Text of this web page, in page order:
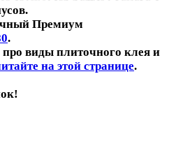
Премиум
.
виды плиточного клея и
на этой странице.